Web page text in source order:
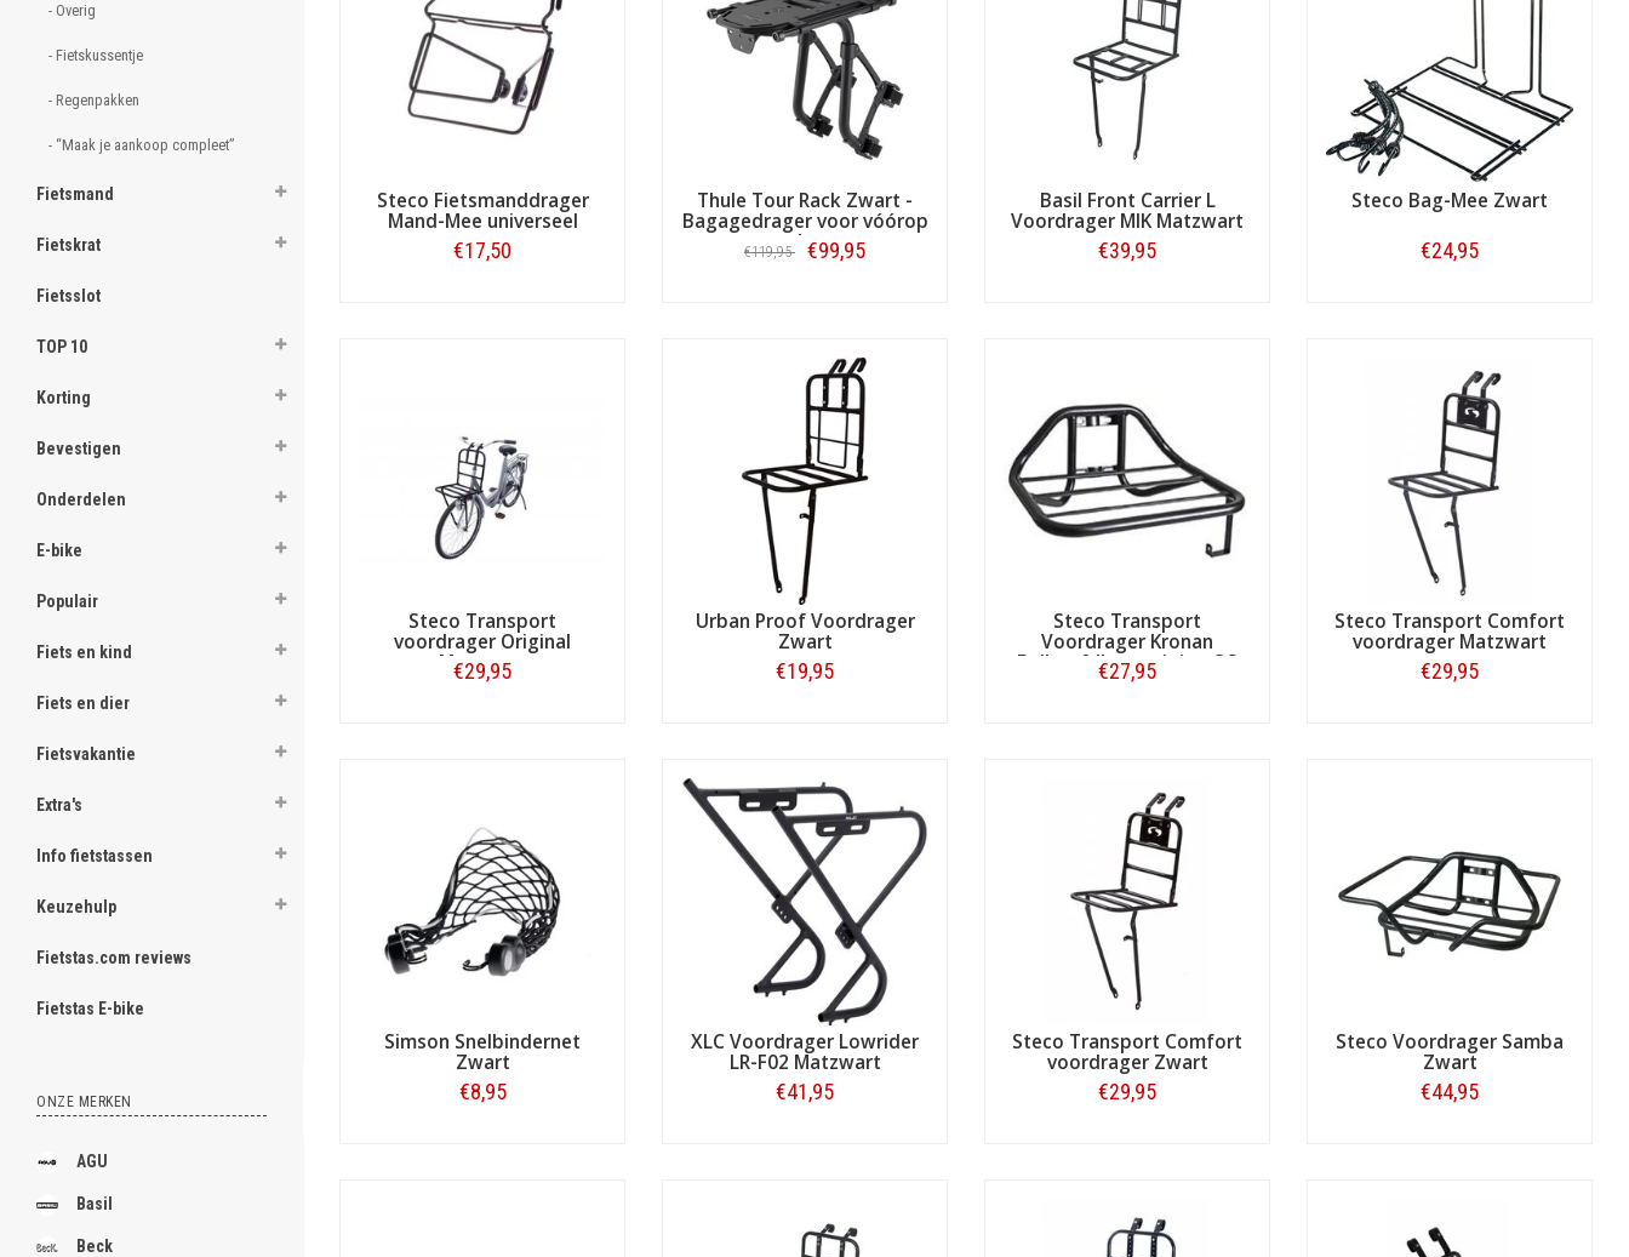
- Overig
- Fietskussentje
- Regenpakken
- “Maak je aankoop compleet”
Fietsmand
Fietskrat
Fietsslot
TOP 10
Korting
Bevestigen
Onderdelen
E-bike
Populair
Fiets en kind
Fiets en dier
Fietsvakantie
Extra's
Info fietstassen
Keuzehulp
Fietstas.com reviews
Fietstas E-bike
ONZE MERKEN
AGU
Basil
Beck
ghost
.
.
.
.
.
.
.
als rugtas of shopper dienst kunnen doen.
Fietstas.com heeft(ook de)
De voordelen van Fietstas.com:
Nederlands bekendste fietstassenwebshop!
Aantrekkelijk geprijsd:
losse voordragers voor fiets en e-bike
Sterk in productkennis:beste advies en informatie
Betrouwbare levering: via PostNL
Uitstekende service
Steco Fietsmanddrager
Mand-Mee universeel
€17,50
Thule Tour Rack Zwart -
Bagagedrager voor vóórop
en achterop
€119,95 €99,95
Basil Front Carrier L
Voordrager MIK Matzwart
€39,95
Steco Bag-Mee Zwart
€24,95
Steco Transport
voordrager Original
Matzwart
€29,95
Urban Proof Voordrager
Zwart
€19,95
Steco Transport
Voordrager Kronan
Balhoofdbevestiging OS
Zwart
€27,95
Steco Transport Comfort
voordrager Matzwart
€29,95
Simson Snelbindernet
Zwart
€8,95
XLC Voordrager Lowrider
LR-F02 Matzwart
€41,95
Steco Transport Comfort
voordrager Zwart
€29,95
Steco Voordrager Samba
Zwart
€44,95